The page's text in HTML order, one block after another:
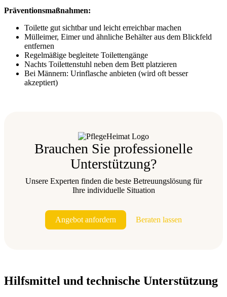
Präventionsmaßnahmen:
Toilette gut sichtbar und leicht erreichbar machen
Mülleimer, Eimer und ähnliche Behälter aus dem Blickfeld
entfernen
Regelmäßige begleitete Toilettengänge
Nachts Toilettenstuhl neben dem Bett platzieren
Bei Männern: Urinflasche anbieten (wird oft besser
akzeptiert)
Brauchen Sie professionelle
Unterstützung?
Unsere Experten finden die beste Betreuungslösung für
Ihre individuelle Situation
Angebot anfordern Beraten lassen
Hilfsmittel und technische Unterstützung